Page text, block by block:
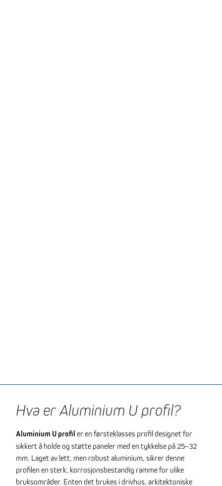
Hva er Aluminium U profil?
Aluminium U profil er en førsteklasses profil designet for
sikkert å holde og støtte paneler med en tykkelse på 25–32
mm. Laget av lett, men robust aluminium, sikrer denne
profilen en sterk, korrosjonsbestandig ramme for ulike
bruksområder. Enten det brukes i drivhus, arkitektoniske